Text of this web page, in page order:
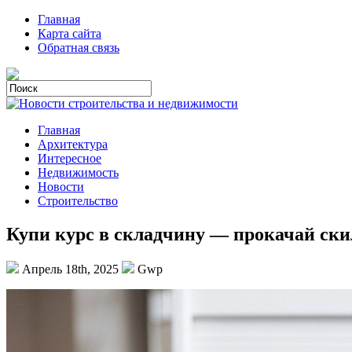
Главная
Карта сайта
Обратная связь
Главная
Архитектура
Интересное
Недвижимость
Новости
Строительство
Купи курс в складчину — прокачай
Апрель 18th, 2025 Gwp